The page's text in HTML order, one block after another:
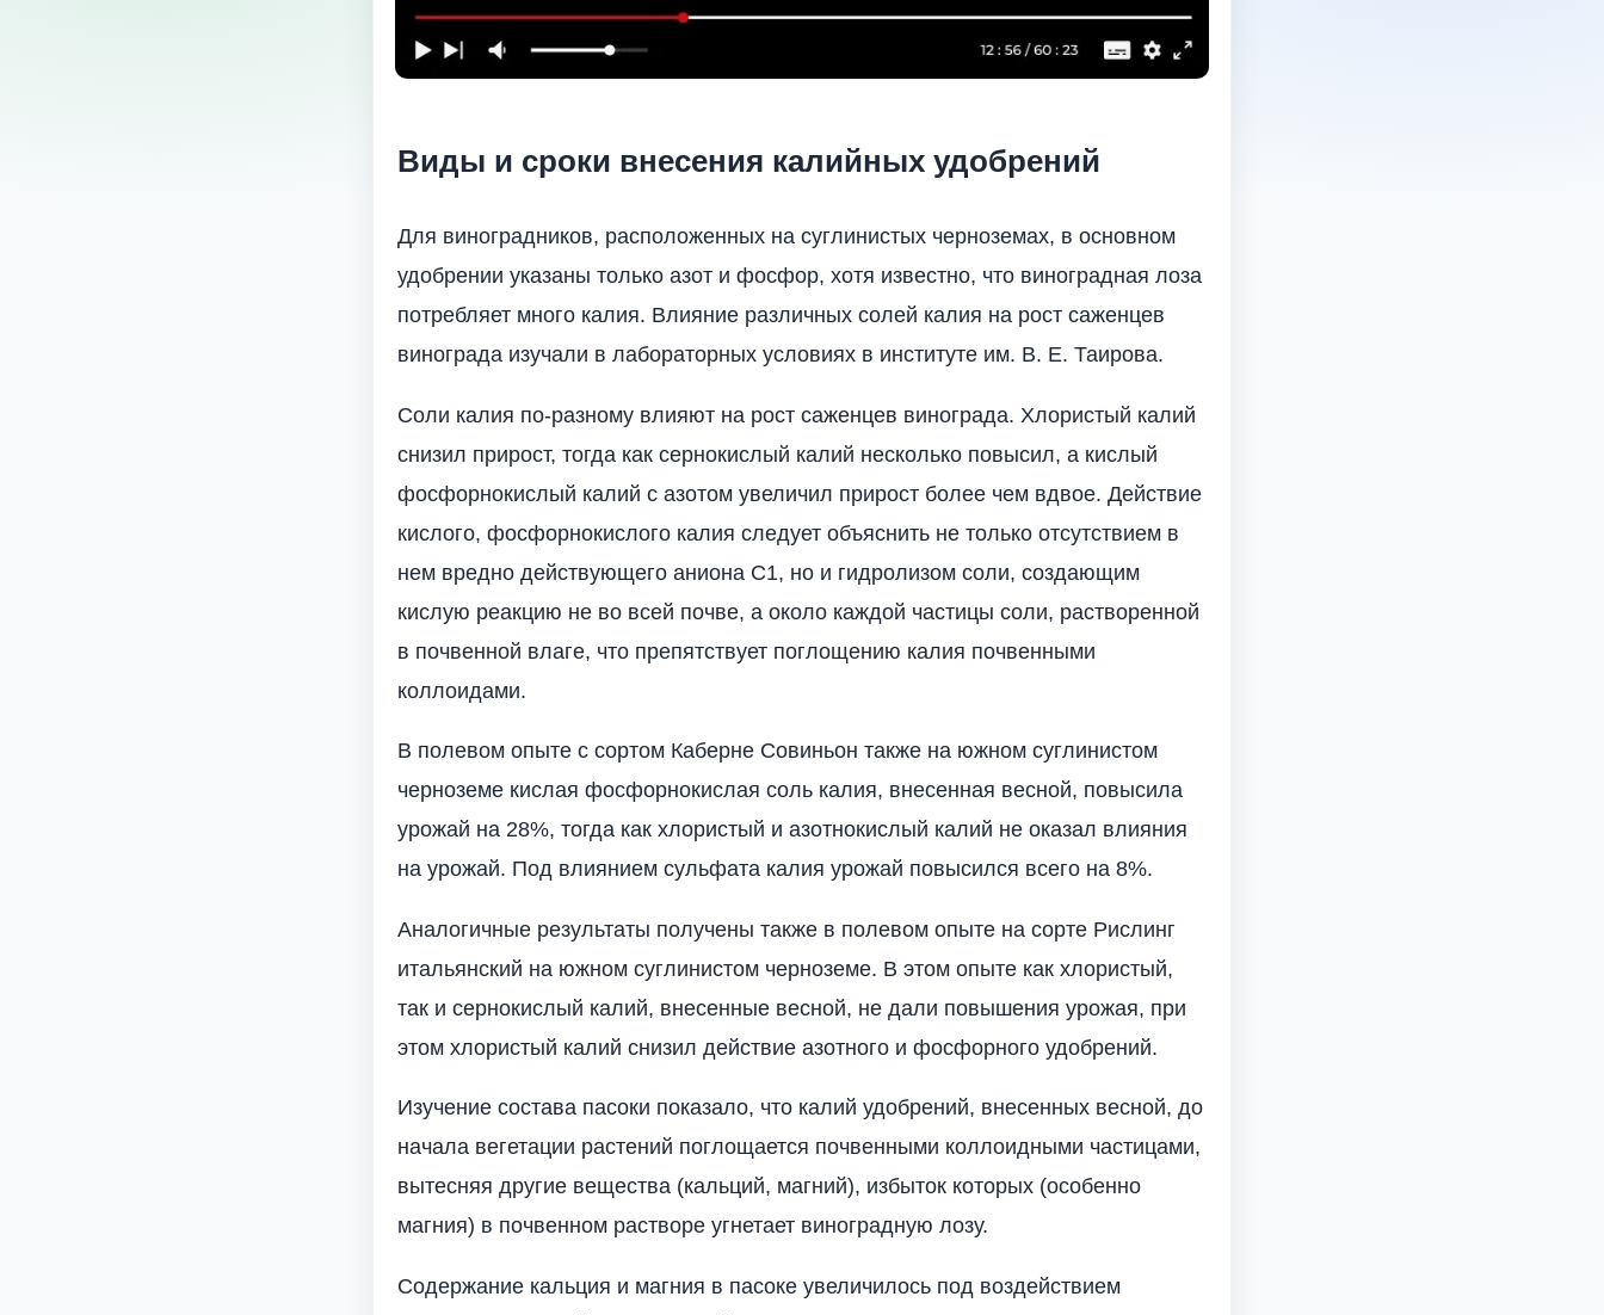
Виды и сроки внесения калийных удобрений
Для ви­ноградников, расположенных на суглинистых черноземах, в основном
удобрении указаны только азот и фосфор, хо­тя известно, что виноградная лоза
потребляет много ка­лия. Влияние различных солей калия на рост саженцев
винограда изучали в лабораторных условиях в институте им. В. Е. Таирова.
Соли калия по-разно­му влияют на рост саженцев винограда. Хлористый калий
снизил прирост, тогда как сернокислый калий несколько повысил, а кислый
фосфорнокислый калий с азотом уве­личил прирост более чем вдвое. Действие
кислого, фосфорнокислого калия следует объяснить не только отсутст­вием в
нем вредно действующего аниона С1, но и гидро­лизом соли, создающим
кислую реакцию не во всей поч­ве, а около каждой частицы соли, растворенной
в поч­венной влаге, что препятствует поглощению калия почвенными
коллоидами.
В полевом опыте с сортом Каберне Совиньон также на южном суглинистом
черноземе кислая фосфорнокис­лая соль калия, внесенная весной, повысила
урожай на 28%, тогда как хлористый и азотнокислый калий не оказал влияния
на урожай. Под влиянием сульфата ка­лия урожай повысился всего на 8%.
Аналогичные результаты получены также в полевом опыте на сорте Рислинг
итальянский на южном суглини­стом черноземе. В этом опыте как хлористый,
так и сер­нокислый калий, внесенные весной, не дали повышения урожая, при
этом хлористый калий снизил действие азотного и фосфорного удобрений.
Изучение состава пасоки показало, что калий удобре­ний, внесенных весной, до
начала вегетации растений поглощается почвенными коллоидными частицами,
вытесняя другие вещества (кальций, магний), избыток кото­рых (особенно
магния) в почвенном растворе угнетает виноградную лозу.
Содержание кальция и магния в пасоке увеличилось под воздействием